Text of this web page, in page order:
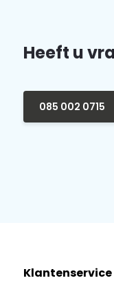
Heeft u
085 002 0715
Klantenservice